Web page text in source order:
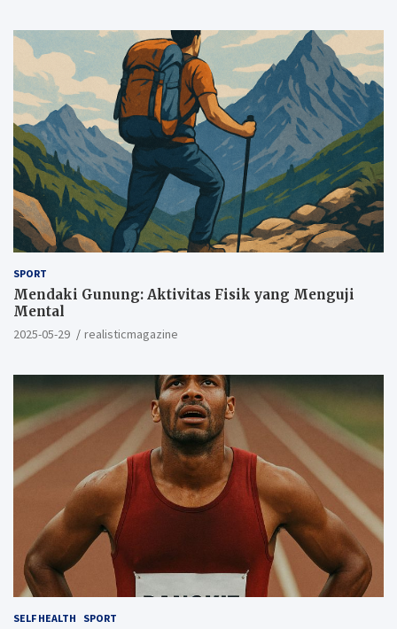
SPORT
Mendaki Gunung: Aktivitas Fisik yang Menguji
Mental
2025-05-29 realisticmagazine
SELF HEALTH SPORT